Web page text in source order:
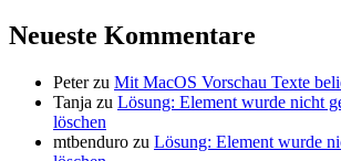
Neueste Kommentare
Peterzu Mit MacOS Vorschau Texte
Tanja zu Lösung: Element wurde nicht
löschen
mtbenduro zu Lösung: Element wurde